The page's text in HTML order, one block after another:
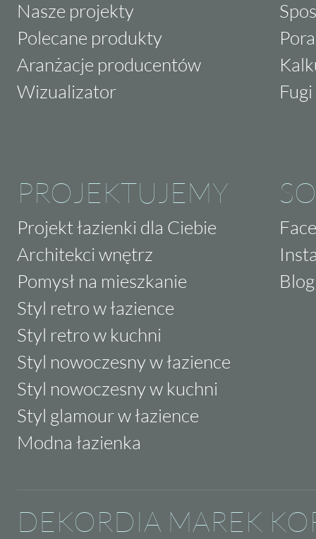
Nasze projekty
Polecane produkty
Aranżacje producentów
Wizualizator
PROJEKTUJEMY
Projekt łazienki dla Ciebie
Architekci wnętrz
Pomysł na mieszkanie
Styl retro w łazience
Styl retro w kuchni
Styl nowoczesny w łazience
Styl nowoczesny w kuchni
Styl glamour w łazience
Modna łazienka
Blog
DEKORDIA MAREK